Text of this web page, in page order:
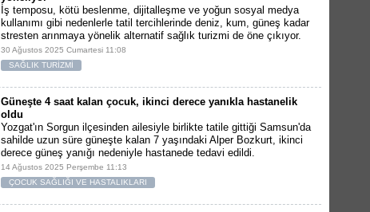
İş temposu, kötü beslenme, dijitalleşme ve yoğun sosyal medya
kullanımı gibi nedenlerle tatil tercihlerinde deniz, kum, güneş kadar
stresten arınmaya yönelik alternatif sağlık turizmi de öne çıkıyor.
30 Ağustos 2025 Cumartesi 11:08
SAĞLIK TURİZMİ
Güneşte 4 saat kalan çocuk, ikinci derece yanıkla hastanelik
oldu
Yozgat'ın Sorgun ilçesinden ailesiyle birlikte tatile gittiği Samsun'da
sahilde uzun süre güneşte kalan 7 yaşındaki Alper Bozkurt, ikinci
derece güneş yanığı nedeniyle hastanede tedavi edildi.
14 Ağustos 2025 Perşembe 11:13
ÇOCUK SAĞLIĞI VE HASTALIKLARI